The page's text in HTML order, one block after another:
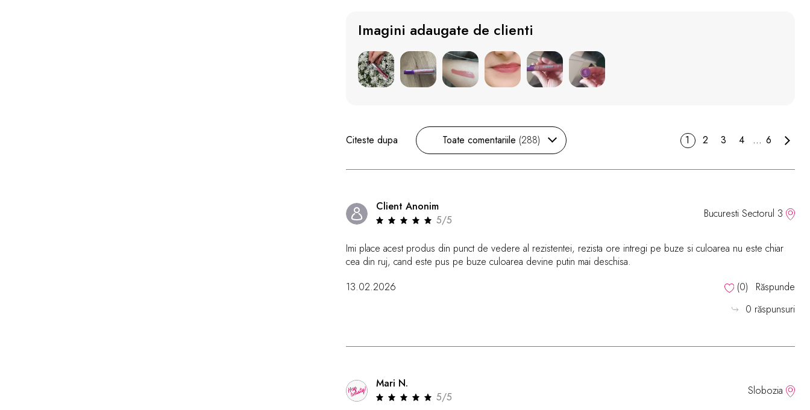
Imagini adaugate de clienti
Citeste dupa Toate comentariile (288) 1 2 3 4 ... 6
Client Anonim
5/5
Bucuresti Sectorul 3
Imi place acest produs din punct de vedere al rezistentei, rezista ore intregi pe buze si culoarea nu este chiar
cea din ruj, cand este pus pe buze culoarea devine putin mai deschisa.
13.02.2026
(0)
Răspunde
0 răspunsuri
Mari N.
5/5
Slobozia